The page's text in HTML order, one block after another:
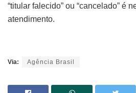
“titular falecido” ou “cancelado” é
atendimento.
Via: Agência Brasil